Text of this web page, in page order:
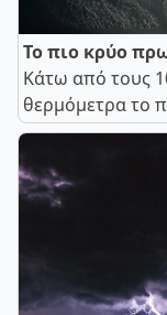
Το πιο κρύο
Κάτω από τους
θερμόμετρα το